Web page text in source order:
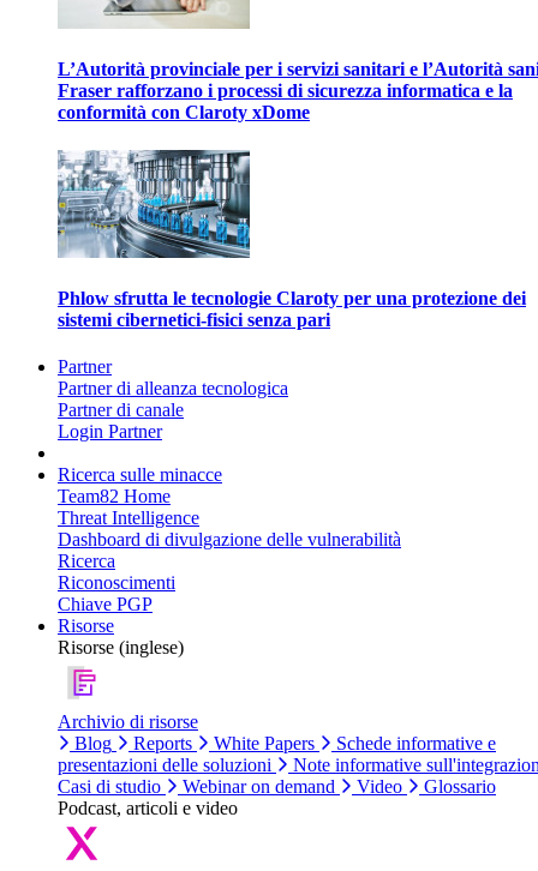
L’Autorità provinciale per i servizi sanitari e l’Autorità
Fraser rafforzano i processi di sicurezza informatica e la
conformità con Claroty xDome
Phlow sfrutta le tecnologie Claroty per una protezione dei
sistemi cibernetici-fisici senza pari
Partner
Partner di alleanza tecnologica
Partner di canale
Login Partner
Ricerca sulle minacce
Team82 Home
Threat Intelligence
Dashboard di divulgazione delle vulnerabilità
Ricerca
Riconoscimenti
Chiave PGP
Risorse
Risorse (inglese)
Archivio di risorse
Blog
Reports White Papers
Schede informative e
presentazioni delle soluzioni
Note informative
Casi di studio
Webinar on demand Video
Glossario
Podcast, articoli e video